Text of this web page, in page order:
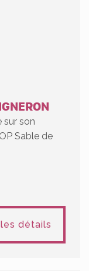
sur son
Sable de
détails